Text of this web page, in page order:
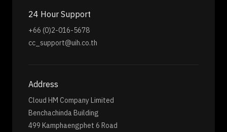
24 Hour Support
+66 (0)2-016-5678
cc_support@uih.co.th
Address
Cloud HM Company Limited
Benchachinda Building
499 Kamphaengphet 6 Road